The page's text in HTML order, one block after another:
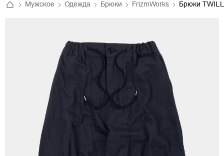
Мужское Одежда Брюки FrizmWorks Брюки